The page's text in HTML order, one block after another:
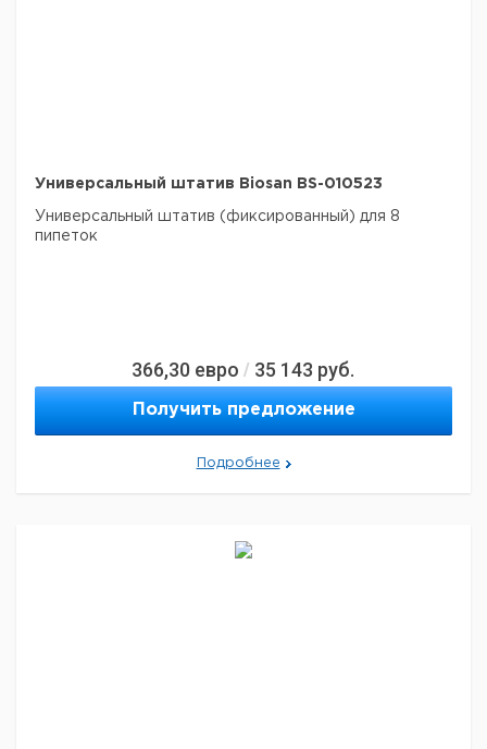
Универсальный штатив Biosan BS-010523
Универсальный штатив (фиксированный) для 8
пипеток
366,30 евро / 35 143 руб.
Получить предложение
Подробнее